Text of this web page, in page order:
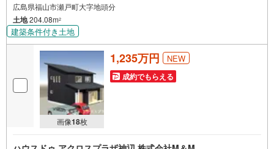
広島県福山市瀬戸町大字地頭分
土地204.08m2
建築条件付き土地
画像18枚
1,235万円 NEW
成約でもらえる